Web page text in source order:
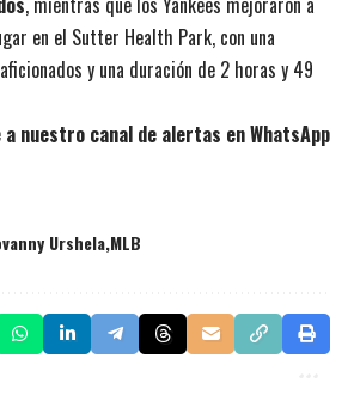
en el Sutter Health Park, con una
y una duración de 2 horas y 49
a nuestro canal de alertas en WhatsApp
Urshela MLB